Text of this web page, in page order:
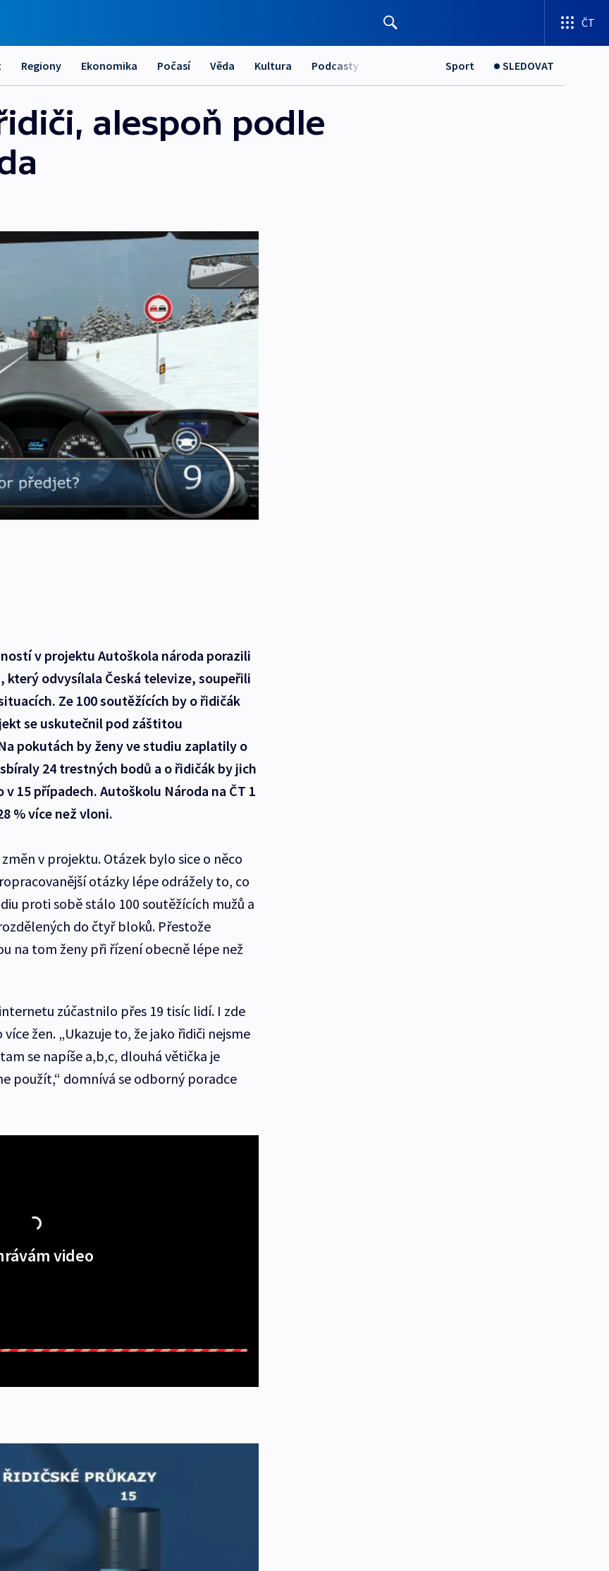
ČT
Regiony Ekonomika Počasí Věda Kultura Podcasty Sport SLEDOVAT
alespoň podle
v projektu Autoškola národa porazili
který odvysílala Česká televize, soupeřili
Ze 100 soutěžících by o řidičák
se uskutečnil pod záštitou
pokutách by ženy ve studiu zaplatily o
24 trestných bodů a o řidičák by jich
15 případech. Autoškolu Národa na ČT 1
% více než vloni.
v projektu. Otázek bylo sice o něco
otázky lépe odrážely to, co
proti sobě stálo 100 soutěžících mužů a
do čtyř bloků. Přestože
na tom ženy při řízení obecně lépe než
zúčastnilo přes 19 tisíc lidí. I zde
žen. „Ukazuje to, že jako řidiči nejsme
se napíše a,b,c, dlouhá větička je
použít,“ domnívá se odborný poradce
video